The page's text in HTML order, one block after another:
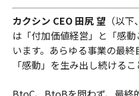
カクシン CEO 田尻 望（以下、
は「付加価値経営」と「感
います。あらゆる事業の最
「感動」を生み出し続けるこ